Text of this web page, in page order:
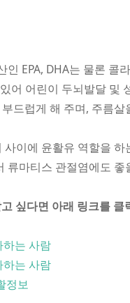
인 EPA, DHA는 물론 콜
어 어린이 두뇌발달 및
드럽게 해 주며, 주름
사이에 윤활유 역할을
류마티스 관절염에도
싶다면 아래 링크를 클
하는 사람
하는 사람
정보